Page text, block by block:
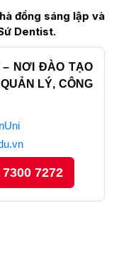
đồng sáng lập và
Dentist.
– NƠI ĐÀO TẠO
LÝ, CÔNG
7272